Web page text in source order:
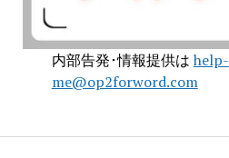
内部告発･情報提供は help-
me@op2forword.com